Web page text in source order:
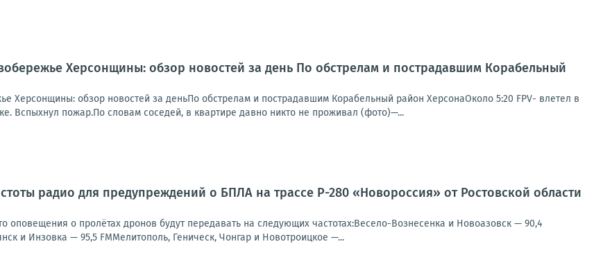
Херсонщины: обзор новостей за день По обстрелам и пострадавшим Корабельный
Херсонщины: обзор новостей за деньПо обстрелам и пострадавшим Корабельный район ХерсонаОколо 5:20 FPV- влетел в
Вспыхнул пожар.По словам соседей, в квартире давно никто не проживал (фото)—...
радио для предупреждений о БПЛА на трассе Р-280 «Новороссия» от Ростовской области
оповещения о пролётах дронов будут передавать на следующих частотах:Весело-Вознесенка и Новоазовск — 90,4
и Инзовка — 95,5 FMМелитополь, Геническ, Чонгар и Новотроицкое —...